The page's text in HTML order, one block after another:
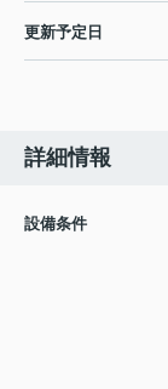
更新予定日
詳細情報
設備条件